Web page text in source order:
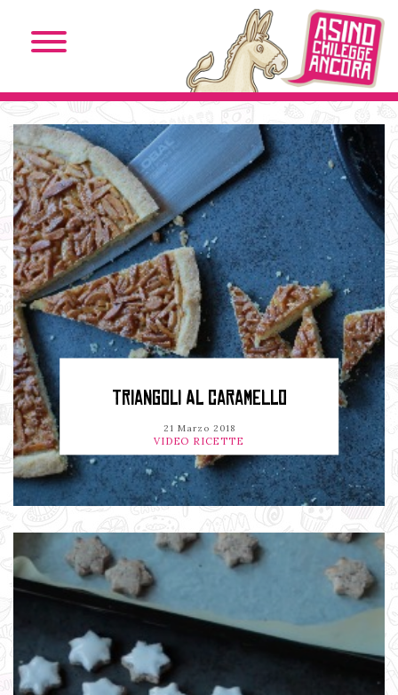
TRIANGOLI AL CARAMELLO
21 Marzo 2018
VIDEO RICETTE